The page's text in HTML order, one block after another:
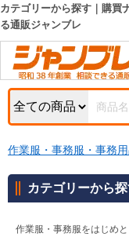
お知らせ
キーワード検索
検索
検索条件
商品カテゴリから選ぶ
商品ステータスで絞る
カテゴリーから探す｜購買
る通販ジャンブレ
作業服・事務服・事務
カテゴリーから
作業服・事務服をはじめ